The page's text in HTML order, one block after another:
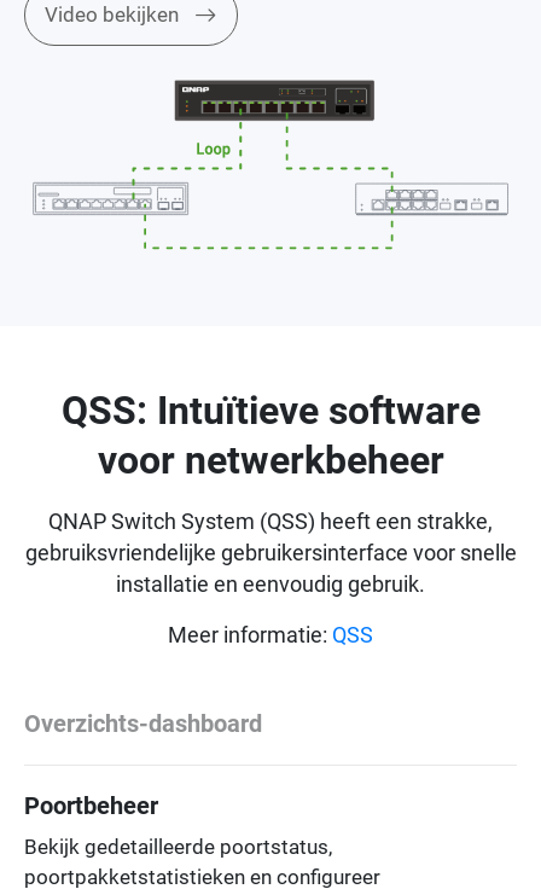
Video bekijken
QSS: Intuïtieve software
voor netwerkbeheer
QNAP Switch System (QSS) heeft een strakke,
gebruiksvriendelijke gebruikersinterface voor snelle
installatie en eenvoudig gebruik.
Meer informatie: QSS
Overzichts-dashboard
Poortbeheer
Bekijk gedetailleerde poortstatus,
poortpakketstatistieken en configureer